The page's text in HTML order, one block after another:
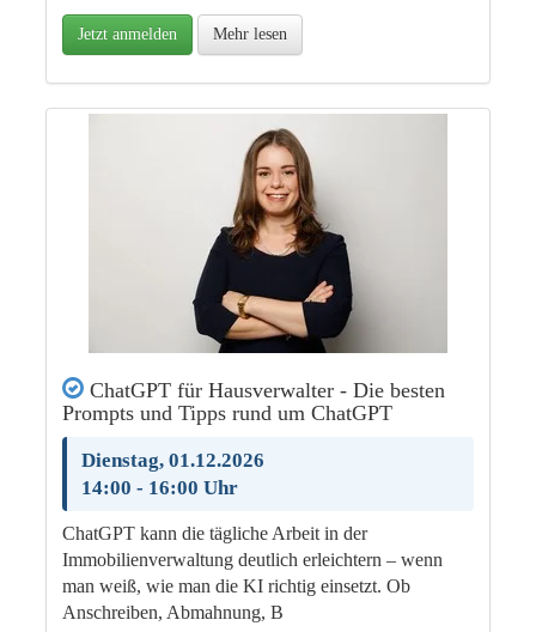
Jetzt anmelden Mehr lesen
ChatGPT für Hausverwalter - Die besten
Prompts und Tipps rund um ChatGPT
Dienstag, 01.12.2026
14:00 - 16:00 Uhr
ChatGPT kann die tägliche Arbeit in der
Immobilienverwaltung deutlich erleichtern – wenn
man weiß, wie man die KI richtig einsetzt. Ob
Anschreiben, Abmahnung, B